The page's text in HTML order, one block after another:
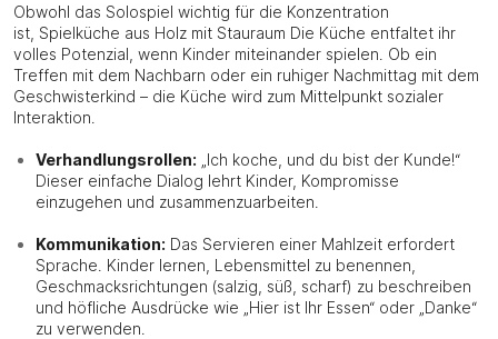
Obwohl das Solospiel wichtig für die Konzentration
ist, Spielküche aus Holz mit Stauraum Die Küche entfaltet ihr
volles Potenzial, wenn Kinder miteinander spielen. Ob ein
Treffen mit dem Nachbarn oder ein ruhiger Nachmittag mit dem
Geschwisterkind – die Küche wird zum Mittelpunkt sozialer
Interaktion.
Verhandlungsrollen: „Ich koche, und du bist der Kunde!“
Dieser einfache Dialog lehrt Kinder, Kompromisse
einzugehen und zusammenzuarbeiten.
Kommunikation: Das Servieren einer Mahlzeit erfordert
Sprache. Kinder lernen, Lebensmittel zu benennen,
Geschmacksrichtungen (salzig, süß, scharf) zu beschreiben
und höfliche Ausdrücke wie „Hier ist Ihr Essen“ oder „Danke“
zu verwenden.